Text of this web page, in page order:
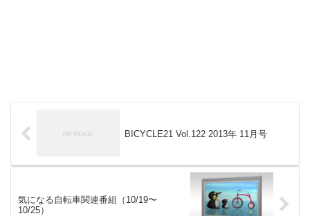
BICYCLE21 Vol.122 2013年 11月号
気になる自転車関連番組（10/19〜
10/25）